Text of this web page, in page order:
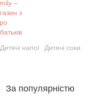
Дитячі напої Дитячі соки
За популярністю